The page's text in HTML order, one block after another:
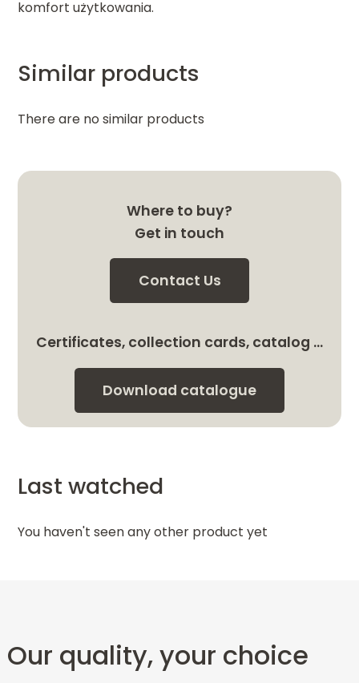
komfort użytkowania.
Similar products
There are no similar products
Where to buy?
Get in touch
Contact Us
Certificates, collection cards, catalog …
Download catalogue
Last watched
You haven't seen any other product yet
Our quality, your choice